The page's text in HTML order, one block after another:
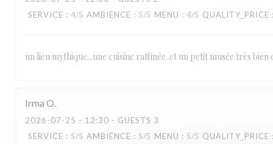
SERVICE : 4/5 AMBIENCE : 5/5 MENU : 4/5 QUALITY_PRICE
un lieu mythique...une cuisine raffinée..et un petit musée très bien
Irma O
2026-07-25 - 12:30 - GUESTS 3
SERVICE : 5/5 AMBIENCE : 5/5 MENU : 5/5 QUALITY_PRICE